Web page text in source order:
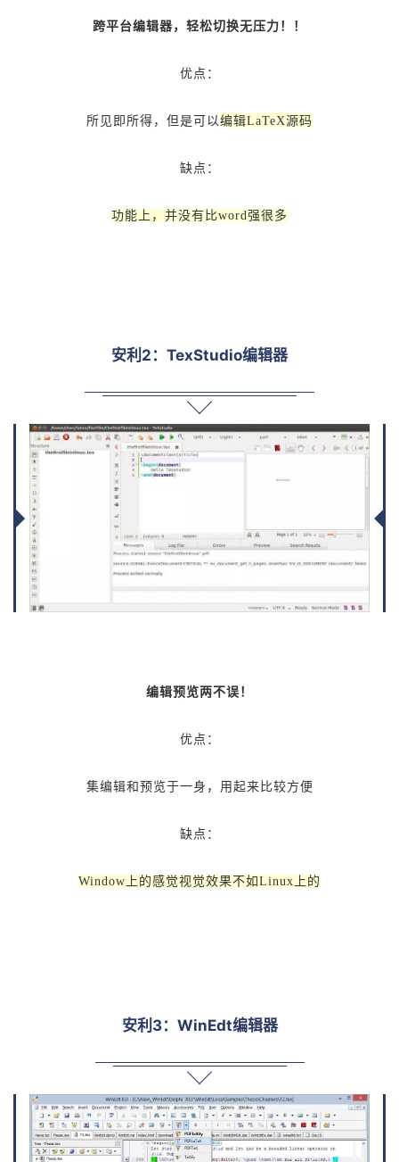
跨平台编辑器，轻松切换无压力！！
优点：
所见即所得，但是可 以 编辑LaTeX源码
缺点：
功能上，并没有比word强很多
安利2：TexStudio编辑器
编辑预览两不误！
优点：
集编辑和预览于一身，用起来比较方便
缺点：
Window上的感觉视觉效果不如Linux上的
安利3：WinEdt编辑器